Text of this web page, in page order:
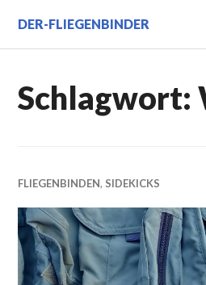
Inhalt
springen
DER-FLIEGENBINDER
Schlagwort:
FLIEGENBINDEN, SIDEKICKS